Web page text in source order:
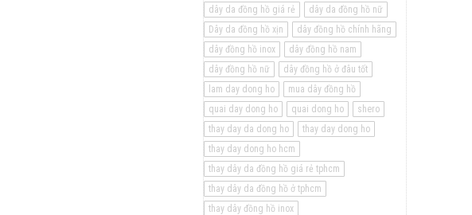
dây da đồng hồ giá rẻ
dây da đồng hồ nữ
Dây da đồng hồ xịn
dây đồng hồ chính hãng
dây đồng hồ inox
dây đồng hồ nam
dây đồng hồ nữ
dây đồng hồ ở đâu tốt
lam day dong ho
mua dây đồng hồ
quai day dong ho
quai dong ho
shero
thay day da dong ho
thay day dong ho
thay day dong ho hcm
thay dây da đồng hồ giá rẻ tphcm
thay dây da đồng hồ ở tphcm
thay dây đồng hồ inox